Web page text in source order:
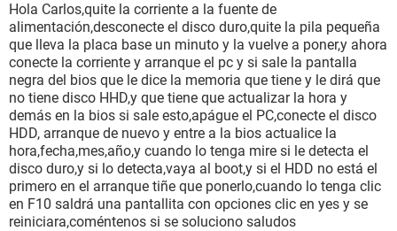
Hola Carlos,quite la corriente a la fuente de
alimentación,desconecte el disco duro,quite la pila pequeña
que lleva la placa base un minuto y la vuelve a poner,y ahora
conecte la corriente y arranque el pc y si sale la pantalla
negra del bios que le dice la memoria que tiene y le dirá que
no tiene disco HHD,y que tiene que actualizar la hora y
demás en la bios si sale esto,apágue el PC,conecte el disco
HDD, arranque de nuevo y entre a la bios actualice la
hora,fecha,mes,año,y cuando lo tenga mire si le detecta el
disco duro,y si lo detecta,vaya al boot,y si el HDD no está el
primero en el arranque tiñe que ponerlo,cuando lo tenga clic
en F10 saldrá una pantallita con opciones clic en yes y se
reiniciara,coméntenos si se soluciono saludos